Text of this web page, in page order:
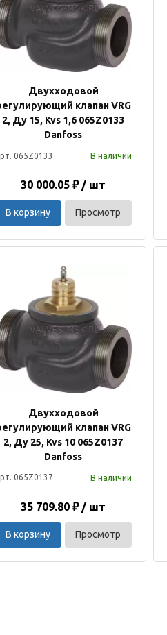
Двухходовой
клапан VRG
2, Ду 15, Kvs 1,6 065Z0133
Danfoss
065Z0133 В наличии
30 000.05 ₽ / шт
В корзину Просмотр
Двухходовой
клапан VRG
2, Ду 25, Kvs 10 065Z0137
Danfoss
065Z0137 В наличии
35 709.80 ₽ / шт
В корзину Просмотр